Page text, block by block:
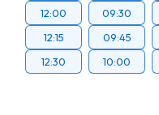
12:00
12:15
12:30
09:30
09:45
10:00